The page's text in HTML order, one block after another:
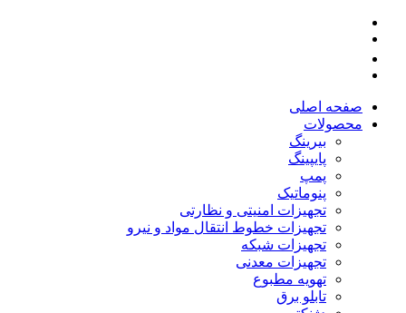
صفحه اصلی
محصولات
بیرینگ
پایپینگ
پمپ
پنوماتیک
تجهیزات امنیتی و نظارتی
تجهیزات خطوط انتقال مواد و نیرو
تجهیزات شبکه
تجهیزات معدنی
تهویه مطبوع
تابلو برق